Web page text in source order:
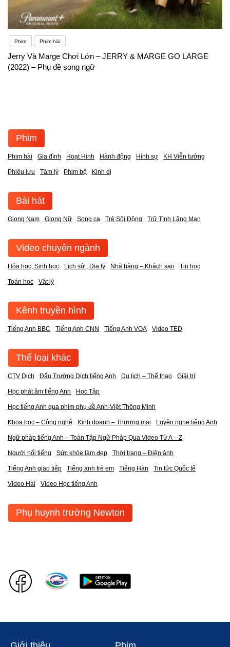
Phim Phim hài
Jerry Và Marge Chơi Lớn – JERRY & MARGE GO LARGE
(2022) – Phụ đề song ngữ
Phim
Phim hài Gia đình Hoạt Hình Hành động Hình sự KH Viễn tưởng
Phiêu lưu Tâm lý Phim bộ Kinh dị
Bài hát
Giọng Nam Giọng Nữ Song ca Trẻ Sôi Động Trữ Tình Lãng Mạn
Video chuyên ngành
Hóa học, Sinh học Lịch sử , Địa lý Nhà hàng – Khách sạn Tin học
Toán học Vật lý
Kênh truyền hình
Tiếng Anh BBC Tiếng Anh CNN Tiếng Anh VOA Video TED
Thể loại khác
CTV Dịch Đấu Trường Dịch tiếng Anh Du lịch – Thể thao Giải trí
Học phát âm tiếng Anh Học Tập
Học tiếng Anh qua phim phụ đề Anh-Việt Thông Minh
Khoa học – Công nghệ Kinh doanh – Thương mại Luyện nghe tiếng Anh
Ngữ pháp tiếng Anh – Toàn Tập Ngữ Pháp Qua Video Từ A – Z
Người nổi tiếng Sức khỏe làm đẹp Thời trang – Điện ảnh
Tiếng Anh giao tiếp Tiếng anh trẻ em Tiếng Hàn Tin tức Quốc tế
Video Hài Video Học tiếng Anh
Phụ huynh trường Newton